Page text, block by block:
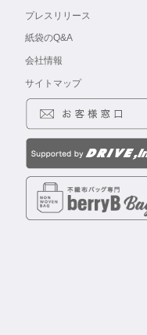
プレスリリース
紙袋のQ&A
会社情報
サイトマップ